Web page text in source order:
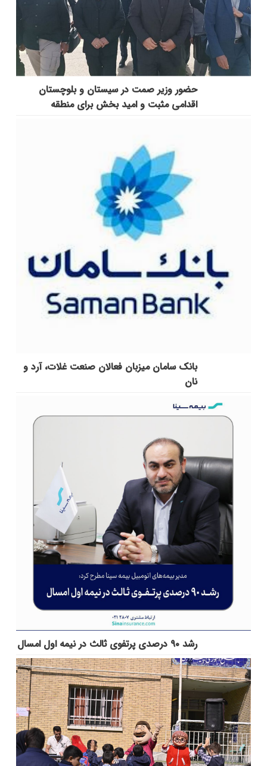
حضور وزیر صمت در سیستان و بلوچستان
اقدامی مثبت و امید بخش برای منطقه
بانک سامان میزبان فعالان صنعت غلات، آرد و
نان
رشد ۹۰ درصدی پرتفوی ثالث در نیمه اول امسال